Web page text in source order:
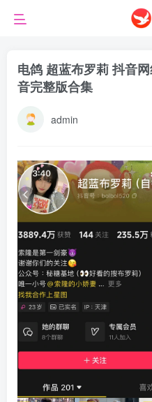
电鸽 超蓝布罗莉 抖音
音完整版合集
admin